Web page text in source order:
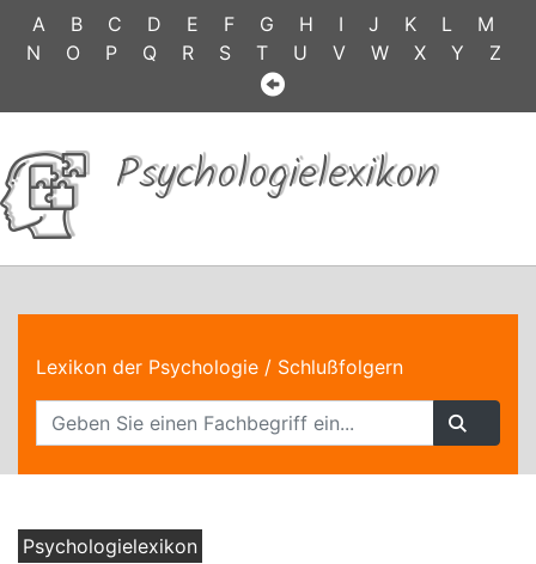
A B C D E F G H I J K L
M
N
O P Q R S T U V W X Y Z
Psychologielexikon
Lexikon der Psychologie / Schlußfolgern
Psychologielexikon